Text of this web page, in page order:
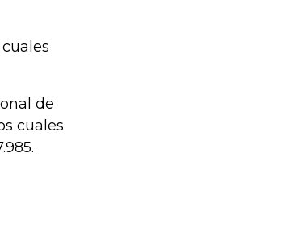
de
cuales